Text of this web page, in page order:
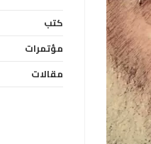
كتب
مؤتمرات
مقالات